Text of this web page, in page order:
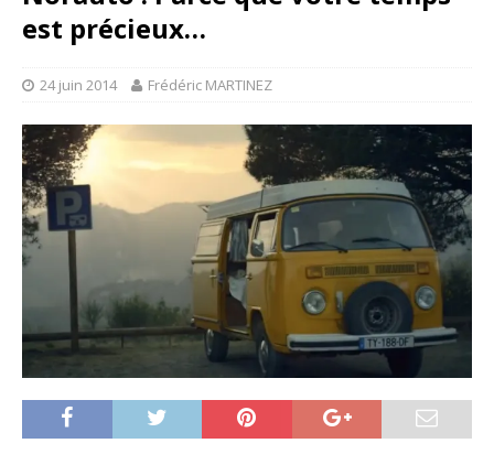
est précieux…
24 juin 2014 Frédéric MARTINEZ